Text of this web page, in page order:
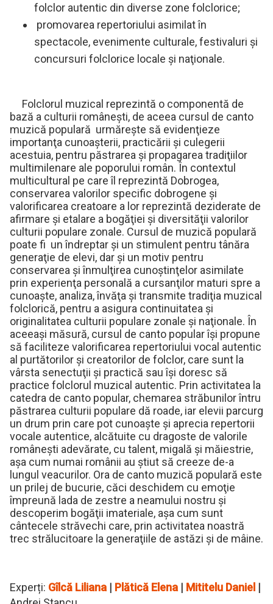
folclor autentic din diverse zone folclorice;
promovarea repertoriului asimilat în
spectacole, evenimente culturale, festivaluri şi
concursuri folclorice locale şi naţionale.
Folclorul muzical reprezintă o componentă de
bază a culturii româneşti, de aceea cursul de canto
muzică populară urmăreşte să evidenţieze
importanţa cunoaşterii, practicării şi culegerii
acestuia, pentru păstrarea şi propagarea tradiţiilor
multimilenare ale poporului român. În contextul
multicultural pe care îl reprezintă Dobrogea,
conservarea valorilor specific dobrogene şi
valorificarea creatoare a lor reprezintă deziderate de
afirmare şi etalare a bogăţiei şi diversităţii valorilor
culturii populare zonale. Cursul de muzică populară
poate fi un îndreptar şi un stimulent pentru tânăra
generaţie de elevi, dar şi un motiv pentru
conservarea şi înmulţirea cunoştinţelor asimilate
prin experienţa personală a cursanţilor maturi spre a
cunoaşte, analiza, învăţa şi transmite tradiţia muzical
folclorică, pentru a asigura continuitatea şi
originalitatea culturii populare zonale şi naţionale. În
aceeaşi măsură, cursul de canto popular îşi propune
să faciliteze valorificarea repertoriului vocal autentic
al purtătorilor şi creatorilor de folclor, care sunt la
vârsta senectuţii şi practică sau îşi doresc să
practice folclorul muzical autentic. Prin activitatea la
catedra de canto popular, chemarea străbunilor întru
păstrarea culturii populare dă roade, iar elevii parcurg
un drum prin care pot cunoaşte şi aprecia repertorii
vocale autentice, alcătuite cu dragoste de valorile
româneşti adevărate, cu talent, migală şi măiestrie,
aşa cum numai românii au ştiut să creeze de-a
lungul veacurilor. Ora de canto muzică populară este
un prilej de bucurie, căci deschidem cu emoţie
împreună lada de zestre a neamului nostru şi
descoperim bogăţii imateriale, aşa cum sunt
cântecele străvechi care, prin activitatea noastră
trec strălucitoare la generaţiile de astăzi şi de mâine.
Experți: Gîlcă Liliana | Plătică Elena | Mititelu Daniel |